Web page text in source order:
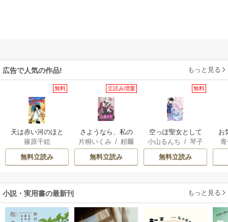
広告で人気の作品! もっと見る
無料
天は赤い河のほと
り
篠原千絵
無料立読み
立読み増量
さようなら、私の
冷遇生活 ～パーテ
ィーで声をかけて
きたのがヤバい男
片桐いくみ /頼爾
無料立読み
無料
空っぽ聖女として
捨てられたはず
が、嫁ぎ先の皇帝
陛下に溺愛されて
小山るんち /琴子
無料立読み
お
小説・実用書の最新刊 もっと見る